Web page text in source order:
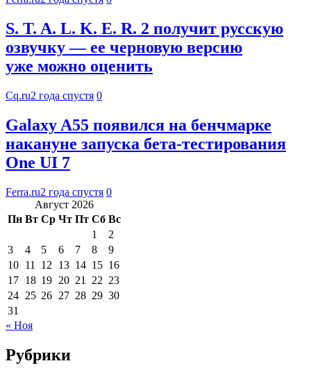
S. T. A. L. K. E. R. 2 получит русскую
озвучку — ее черновую версию
уже можно оценить
Cq.ru2 года спустя 0
Galaxy A55 появился на бенчмарке
накануне запуска бета-тестирования
One UI 7
Ferra.ru2 года спустя 0
Август 2026
Пн Вт Ср Чт Пт Сб Вс
1
2
3
4 5 6 7 8
9
10 11 12 13 14 15 16
17 18 19 20 21 22 23
24 25 26 27 28 29 30
31
« Ноя
Рубрики